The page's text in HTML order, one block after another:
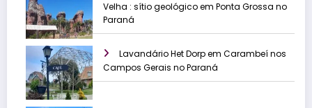
Velha : sítio geológico em Ponta Grossa no
Paraná
Lavandário Het Dorp em Carambeí nos
Campos Gerais no Paraná